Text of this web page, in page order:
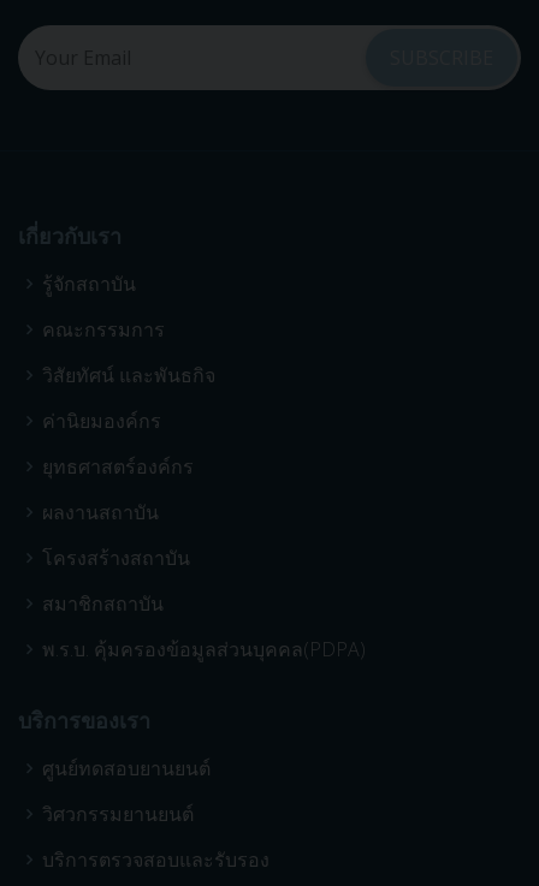
เกี่ยวกับเรา
รู้จักสถาบัน
คณะกรรมการ
วิสัยทัศน์ และพันธกิจ
ค่านิยมองค์กร
ยุทธศาสตร์องค์กร
ผลงานสถาบัน
โครงสร้างสถาบัน
สมาชิกสถาบัน
พ.ร.บ. คุ้มครองข้อมูลส่วนบุคคล(PDPA)
บริการของเรา
ศูนย์ทดสอบยานยนต์
วิศวกรรมยานยนต์
บริการตรวจสอบและรับรอง